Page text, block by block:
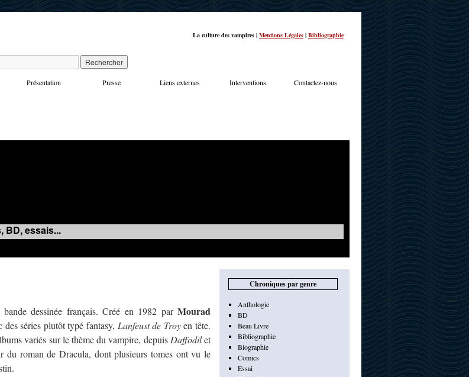
La culture des vampires | Mentions Légales | Bibliographie
Présentation Presse Liens externes Interventions Contactez-nous
BD, essais...
dessinée français. Créé en 1982 par Mourad
séries plutôt typé fantasy, Lanfeust de Troyen tête.
variés sur le thème du vampire, depuis Daffodilet
du roman de Dracula, dont plusieurs tomes ont vu le
Chroniques par genre
Anthologie
BD
Beau Livre
Bibliographie
Biographie
Comics
Essai